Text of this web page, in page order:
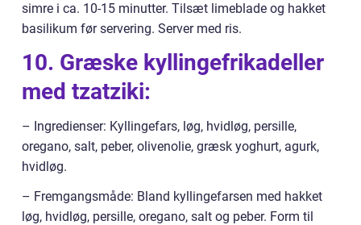
simre i ca. 10-15 minutter. Tilsæt limeblade og hakket
basilikum før servering. Server med ris.
10. Græske kyllingefrikadeller
med tzatziki:
– Ingredienser: Kyllingefars, løg, hvidløg, persille,
oregano, salt, peber, olivenolie, græsk yoghurt, agurk,
hvidløg.
– Fremgangsmåde: Bland kyllingefarsen med hakket
løg, hvidløg, persille, oregano, salt og peber. Form til